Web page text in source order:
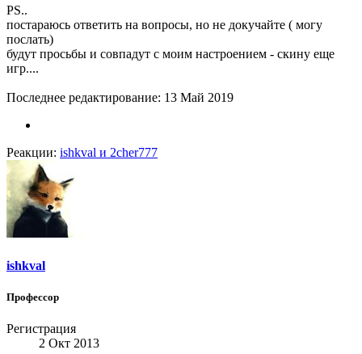
PS..
постараюсь ответить на вопросы, но не докучайте ( могу
послать)
будут просьбы и совпадут с моим настроением - скину еще
игр....
Последнее редактирование: 13 Май 2019
Реакции: ishkval и 2cher777
ishkval
Профессор
Регистрация
2 Окт 2013